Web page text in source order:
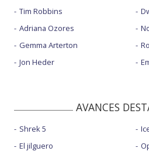
Tim Robbins
Adriana Ozores
Gemma Arterton
Jon Heder
AVANCES
Shrek 5
El jilguero